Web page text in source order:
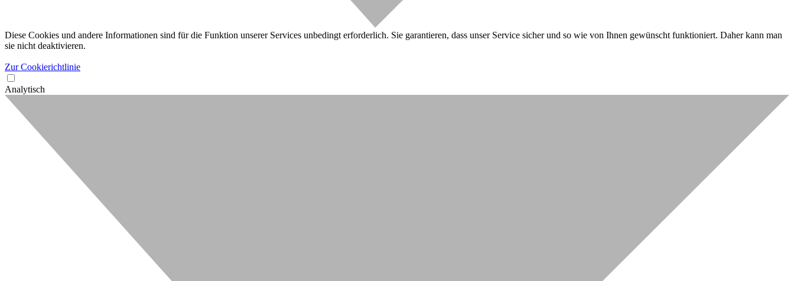
Diese Cookies und andere Informationen sind für die Funktion unserer Services unbedingt erforderlich. Sie garantieren, dass unser Service sicher und so wie von Ihnen gewünscht funktioniert. Daher kann man
sie nicht deaktivieren.
Zur Cookierichtlinie
Analytisch